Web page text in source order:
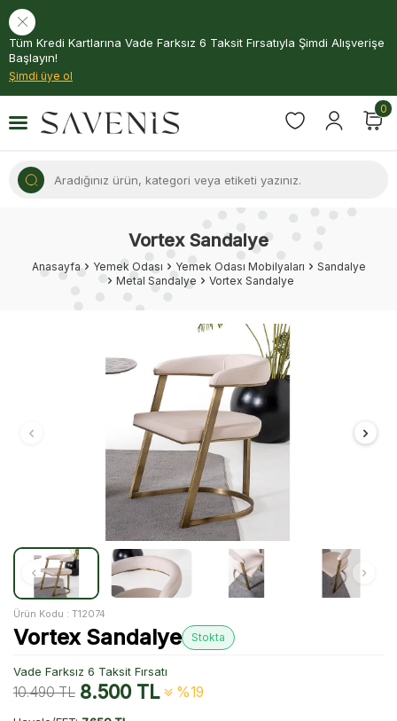
Tüm Kredi Kartlarına Vade Farksız 6 Taksit Fırsatıyla Şimdi Alışverişe
Başlayın!
Şimdi üye ol
0
Vortex Sandalye
Anasayfa Yemek Odası Yemek Odası Mobilyaları
Sandalye
Metal Sandalye
Vortex Sandalye
Ürün Kodu : T12074
Vortex Sandalye Stokta
Vade Farksız 6 Taksit Fırsatı
10.490TL 8.500TL %19